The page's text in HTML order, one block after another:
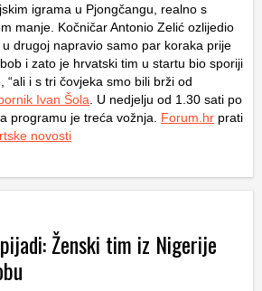
igrama u Pjongčangu, realno s
manje. Kočničar Antonio Zelić ozlijedio
drugoj napravio samo par koraka prije
i zato je hrvatski tim u startu bio sporiji
“ali i s tri čovjeka smo bili brži od
Ivan Šola . U nedjelju od 1.30 sati po
programu je treća vožnja. Forum.hr prati
novosti
Ženski tim iz Nigerije